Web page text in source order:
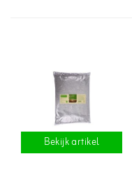
Bekijk artikel